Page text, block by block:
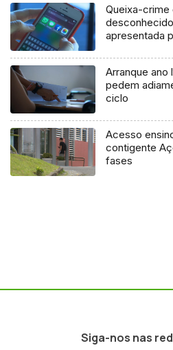
Queixa-crime
apresentada
Arranque ano
pedem
ciclo
Acesso
contigente
fases
Siga-nos nas